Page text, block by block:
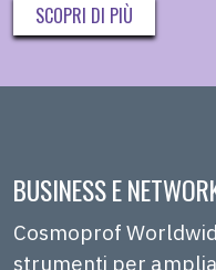
SCOPRI DI PIÙ
BUSINESS E
Cosmoprof
strumenti per